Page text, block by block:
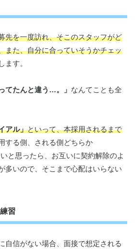
先を一度訪れ、そこのスタッフがど
また、自分に合っていそうかチェッ
ます。
てたんと違う…。」 なんてことも全
アル」といって、本採用されるまで
する側、される側どちらか
と思ったら、お互いに契約解除のよ
多いので、そこまで心配はいらない
習
自信がない場合、面接で想定される